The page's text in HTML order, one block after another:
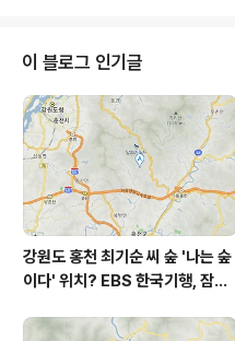
ttps://gssrpp.com/web/shop/
협 유통사업소 경상북도 의성군 의성
4 (지번) 경북 의성군 의성읍 원당
9561 택시맛객들의 수다 - 울진의 맛
라 < 죽변 해안..
이 블로그 인기글
강원도 홍천 최기순 씨 숲 '나는 숲
이다' 위치? EBS 한국기행, 잠시
군 최기순 씨 캠핑장 펜션 어디? /